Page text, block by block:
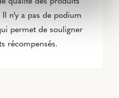
qualité des produits
Il n’y a pas de podium
permet de souligner
récompensés.